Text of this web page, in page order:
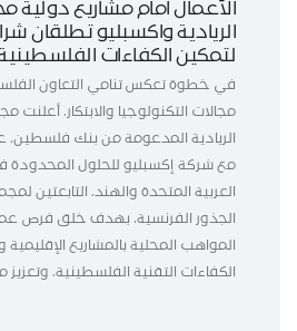
الأعمال أمام مشاريع
الريادية واكسبليو تطلقان
لتمكين الكفاءات الفلسطينية
في خطوة تعكس تنامي التعاون
مجالات التكنولوجيا والابتكار،
الريادية المدعومة من بنك فلسطين،
مع شركة إكسبليو للحلول المحدودة
العربية المتحدة والهند، التابعتين
الجذور الفرنسية، بهدف خلق فرص
المواهب المحلية بالمشاريع الإقليمية
الكفاءات التقنية الفلسطينية، وتعزيز